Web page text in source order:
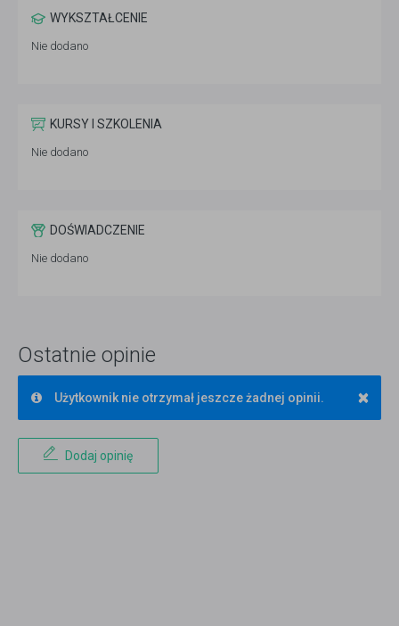
WYKSZTAŁCENIE
Nie dodano
KURSY I SZKOLENIA
Nie dodano
DOŚWIADCZENIE
Nie dodano
Ostatnie opinie
×
Użytkownik nie otrzymał jeszcze żadnej opinii.
Dodaj opinię